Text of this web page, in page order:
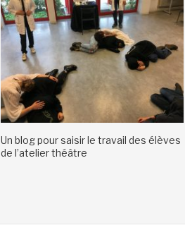
Un blog pour saisir le travail des élèves
de l’atelier théâtre